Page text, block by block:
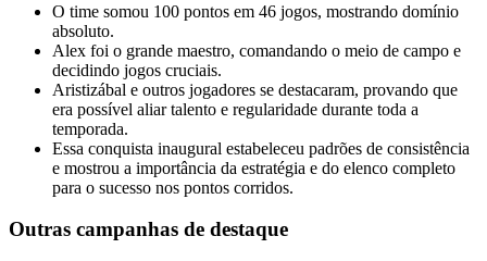
O time somou 100 pontos em 46 jogos, mostrando domínio
absoluto.
Alex foi o grande maestro, comandando o meio de campo e
decidindo jogos cruciais.
Aristizábal e outros jogadores se destacaram, provando que
era possível aliar talento e regularidade durante toda a
temporada.
Essa conquista inaugural estabeleceu padrões de consistência
e mostrou a importância da estratégia e do elenco completo
para o sucesso nos pontos corridos.
Outras campanhas de destaque